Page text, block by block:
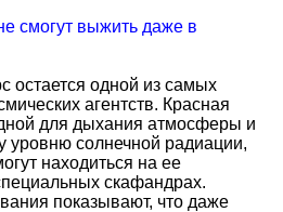
смогут выжить даже в
остается одной из самых
агентств. Красная
для дыхания атмосферы и
уровню солнечной радиации,
находиться на ее
скафандрах.
показывают, что даже